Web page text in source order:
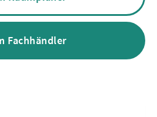
Fachhändler